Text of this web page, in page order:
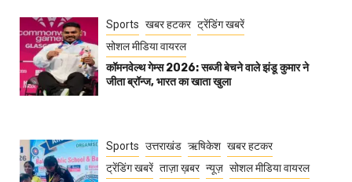
Sports खबर हटकर ट्रेंडिंग खबरें
सोशल मीडिया वायरल
कॉमनवेल्थ गेम्स 2026: सब्जी बेचने वाले झंडू कुमार ने
जीता ब्रॉन्ज, भारत का खाता खुला
Sports उत्तराखंड ऋषिकेश खबर हटकर
ट्रेंडिंग खबरें ताज़ा ख़बर न्यूज़ सोशल मीडिया वायरल